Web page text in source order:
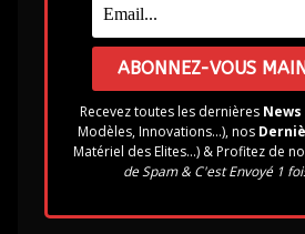
Recevez toutes les dernières
Modèles, Innovations...), nos
Matériel des Elites...) & Profitez de
de Spam & C'est Envoyé 1